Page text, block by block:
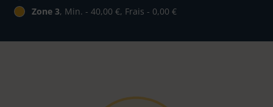
Zone 3, Min. - 40,00 €, Frais - 0,00 €